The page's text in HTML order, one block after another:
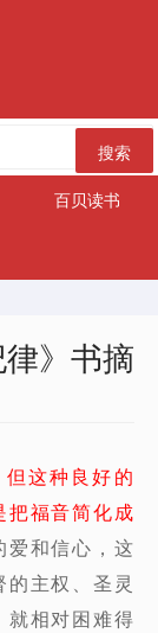
搜索
百贝读书
》书摘
这种良好的
把福音简化成
爱和信心，这
主权、圣灵
就相对困难得